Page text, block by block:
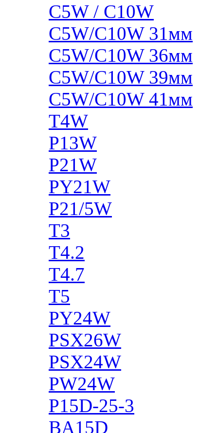
C5W / C10W
C5W/C10W 31мм
C5W/C10W 36мм
C5W/C10W 39мм
C5W/C10W 41мм
T4W
P13W
P21W
PY21W
P21/5W
T3
T4.2
T4.7
T5
PY24W
PSX26W
PSX24W
PW24W
P15D-25-3
BA15D